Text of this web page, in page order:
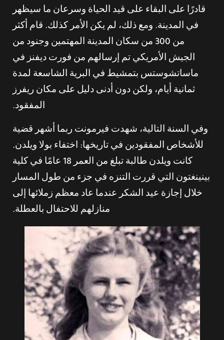
قادرًا على البقاء على قيد الحياة وسرعان ما سيظهر
في المدينة. ومع ذلك، لم يكن الأمر كذلك. قام أكثر
من 300 من سكان المدينة المهتمين وجنود من
الجيش الأمريكي تم إرسالهم من فورت ديفنز في
ماساتشوستس بتمشيط في البرية الشاسعة لمدة
ثمانية أيام، ولكن دون أدنى دليل على مكان ريفرز
المفقود.
وفي السنة التالية، شهدت فيرمونت ربما أشهر قضية
للأشخاص المفقودين في تاريخها: اختفاء بولا ويلدن.
كانت ويلدن طالبة تبلغ من العمر 18 عامًا في كلية
بينينغتون التي قررت التنزه في جزء من طول المسار
خلال إجازة عيد الشكر عندما عاد معظم زملائها إلى
منازلهم للاحتفال بالعطلة.